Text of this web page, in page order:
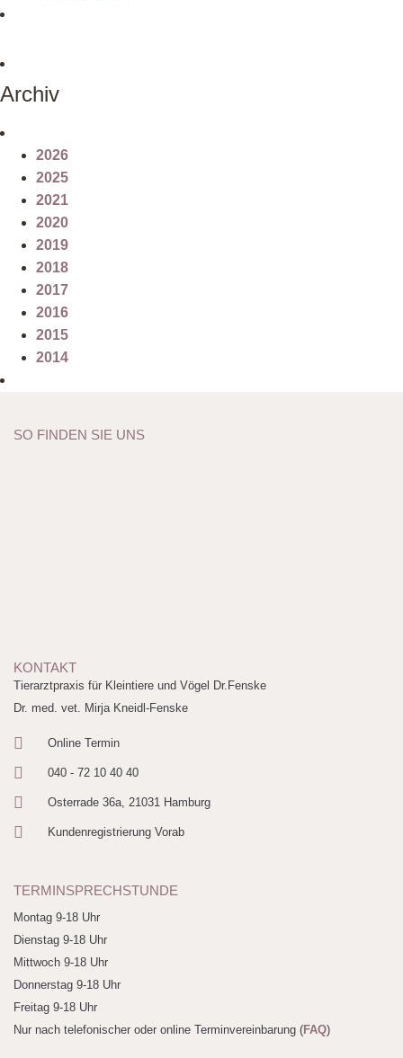
Archiv
2026
2025
2021
2020
2019
2018
2017
2016
2015
2014
SO FINDEN SIE UNS
KONTAKT
Tierarztpraxis für Kleintiere und Vögel Dr.Fenske
Dr. med. vet. Mirja Kneidl-Fenske
Online Termin
040 - 72 10 40 40
Osterrade 36a, 21031 Hamburg
Kundenregistrierung Vorab
TERMINSPRECHSTUNDE
Montag 9-18 Uhr
Dienstag 9-18 Uhr
Mittwoch 9-18 Uhr
Donnerstag 9-18 Uhr
Freitag 9-18 Uhr
Nur nach telefonischer oder online Terminvereinbarung (FAQ)